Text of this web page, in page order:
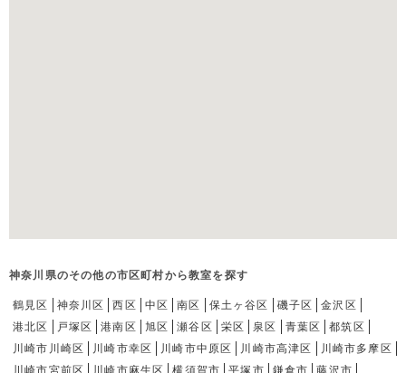
神奈川県のその他の市区町村から教室を探す
鶴見区 神奈川区 西区 中区 南区 保土ヶ谷区 磯子区
金沢区
港北区
戸塚区 港南区 旭区 瀬谷区 栄区 泉区 青葉区
都筑区
川崎市川崎区
川崎市幸区 川崎市中原区 川崎市高津区
川崎市多摩区
川崎市宮前区
川崎市麻生区 横須賀市 平塚市 鎌倉市
藤沢市